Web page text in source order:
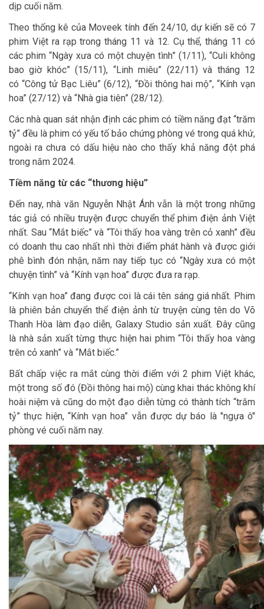
dịp cuối năm.
Theo thống kê của Moveek tính đến 24/10, dự kiến sẽ có 7
phim Việt ra rạp trong tháng 11 và 12. Cụ thể, tháng 11 có
các phim “Ngày xưa có một chuyện tình” (1/11), “Culi không
bao giờ khóc” (15/11), “Linh miêu” (22/11) và tháng 12
có “Công tử Bạc Liêu” (6/12), “Đồi thông hai mộ”, “Kính vạn
hoa” (27/12) và “Nhà gia tiên” (28/12).
Các nhà quan sát nhận định các phim có tiềm năng đạt “trăm
tỷ” đều là phim có yếu tố bảo chứng phòng vé trong quá khứ,
ngoài ra chưa có dấu hiệu nào cho thấy khả năng đột phá
trong năm 2024.
Tiềm năng từ các “thương hiệu”
Đến nay, nhà văn Nguyễn Nhật Ánh vẫn là một trong những
tác giả có nhiều truyện được chuyển thể phim điện ảnh Việt
nhất. Sau “Mắt biếc” và “Tôi thấy hoa vàng trên cỏ xanh” đều
có doanh thu cao nhất nhì thời điểm phát hành và được giới
phê bình đón nhận, năm nay tiếp tục có “Ngày xưa có một
chuyện tình” và “Kính vạn hoa” được đưa ra rạp.
“Kính vạn hoa” đang được coi là cái tên sáng giá nhất. Phim
là phiên bản chuyển thể điện ảnh từ truyện cùng tên do Võ
Thanh Hòa làm đạo diễn, Galaxy Studio sản xuất. Đây cũng
là nhà sản xuất từng thực hiện hai phim “Tôi thấy hoa vàng
trên cỏ xanh” và “Mắt biếc.”
Bất chấp việc ra mắt cùng thời điểm với 2 phim Việt khác,
một trong số đó (Đồi thông hai mộ) cùng khai thác không khí
hoài niệm và cũng do một đạo diễn từng có thành tích “trăm
tỷ” thực hiện, “Kính vạn hoa” vẫn được dự báo là "ngựa ô"
phòng vé cuối năm nay.